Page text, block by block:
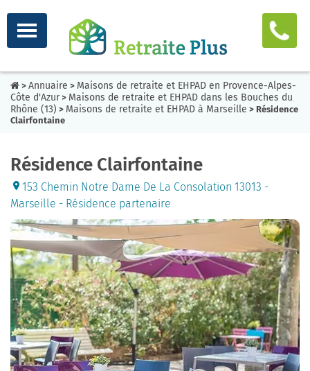
> Annuaire > Maisons de retraite et EHPAD en Provence-Alpes-
Côte d'Azur> Maisons de retraite et EHPAD dans les Bouches du
Rhône (13) > Maisons de retraite et EHPAD à Marseille > Résidence
Clairfontaine
Résidence Clairfontaine
153 Chemin Notre Dame De La Consolation 13013 -
Marseille - Résidence partenaire